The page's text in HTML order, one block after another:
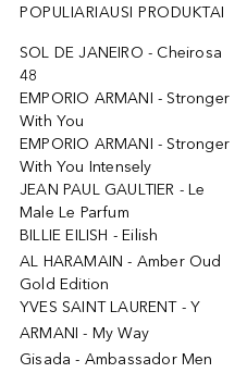
POPULIARIAUSI PRODUKTAI
SOL DE JANEIRO - Cheirosa
48
EMPORIO ARMANI - Stronger
With You
EMPORIO ARMANI - Stronger
With You Intensely
JEAN PAUL GAULTIER - Le
Male Le Parfum
BILLIE EILISH - Eilish
AL HARAMAIN - Amber Oud
Gold Edition
YVES SAINT LAURENT - Y
ARMANI - My Way
Gisada - Ambassador Men